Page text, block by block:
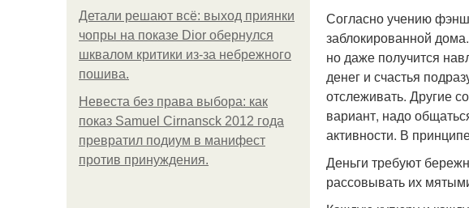
Детали решают всё: выход приянки
чопры на показе Dior обернулся
шквалом критики из-за небрежного
пошива.
Невеста без права выбора: как
показ Samuel Cirnansck 2012 года
превратил подиум в манифест
против принуждения.
Согласно учению
заблокированной
но даже получится
денег и счастья
отслеживать. Другие
вариант, надо
активности. В
Деньги требуют
рассовывать их